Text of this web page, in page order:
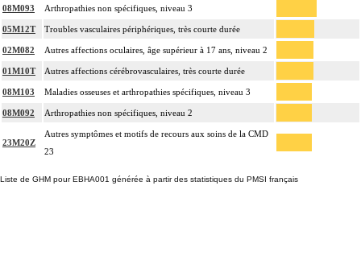
08M093 Arthropathies non spécifiques, niveau 3
05M12T Troubles vasculaires périphériques, très courte durée
02M082 Autres affections oculaires, âge supérieur à 17 ans, niveau 2
01M10T Autres affections cérébrovasculaires, très courte durée
08M103 Maladies osseuses et arthropathies spécifiques, niveau 3
08M092 Arthropathies non spécifiques, niveau 2
23M20Z
Autres symptômes et motifs de recours aux soins de la CMD
23
Liste de GHM pour EBHA001 générée à partir des statistiques du PMSI français